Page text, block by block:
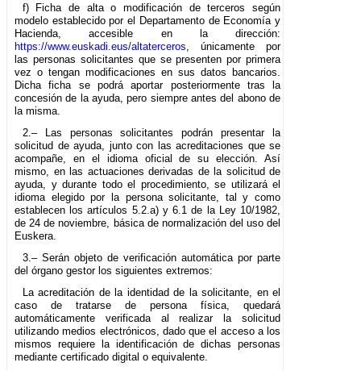
f) Ficha de alta o modificación de terceros según
modelo establecido por el Departamento de Economía y
Hacienda, accesible en la dirección:
https://www.euskadi.eus/altaterceros , únicamente por
las personas solicitantes que se presenten por primera
vez o tengan modificaciones en sus datos bancarios.
Dicha ficha se podrá aportar posteriormente tras la
concesión de la ayuda, pero siempre antes del abono de
la misma.
2.– Las personas solicitantes podrán presentar la
solicitud de ayuda, junto con las acreditaciones que se
acompañe, en el idioma oficial de su elección. Así
mismo, en las actuaciones derivadas de la solicitud de
ayuda, y durante todo el procedimiento, se utilizará el
idioma elegido por la persona solicitante, tal y como
establecen los artículos 5.2.a) y 6.1 de la Ley 10/1982,
de 24 de noviembre, básica de normalización del uso del
Euskera.
3.– Serán objeto de verificación automática por parte
del órgano gestor los siguientes extremos:
La acreditación de la identidad de la solicitante, en el
caso de tratarse de persona física, quedará
automáticamente verificada al realizar la solicitud
utilizando medios electrónicos, dado que el acceso a los
mismos requiere la identificación de dichas personas
mediante certificado digital o equivalente.